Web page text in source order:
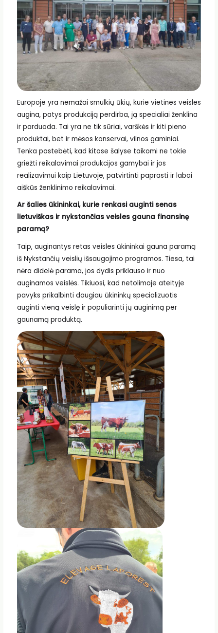
Europoje yra nemažai smulkių ūkių, kurie vietines veisles
augina, patys produkciją perdirba, ją specialiai ženklina
ir parduoda. Tai yra ne tik sūriai, varškės ir kiti pieno
produktai, bet ir mėsos konservai, vilnos gaminiai.
Tenka pastebėti, kad kitose šalyse taikomi ne tokie
griežti reikalavimai produkcijos gamybai ir jos
realizavimui kaip Lietuvoje, patvirtinti paprasti ir labai
aiškūs ženklinimo reikalavimai.
Ar šalies ūkininkai, kurie renkasi auginti senas
lietuviškas ir nykstančias veisles gauna finansinę
paramą?
Taip, auginantys retas veisles ūkininkai gauna paramą
iš Nykstančių veislių išsaugojimo programos. Tiesa, tai
nėra didelė parama, jos dydis priklauso ir nuo
auginamos veislės. Tikiuosi, kad netolimoje ateityje
pavyks prikalbinti daugiau ūkininkų specializuotis
auginti vieną veislę ir populiarinti jų auginimą per
gaunamą produktą.